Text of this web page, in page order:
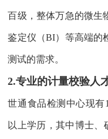
百级，整体万急的微生
鉴定仪（BI）等高端的
测试的需求。
2.专业的计量校验人
世通食品检测中心现
以上学历，其中博士、